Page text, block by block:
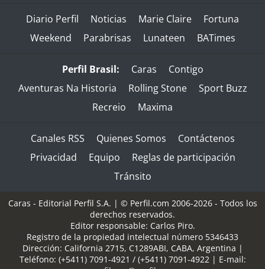
Diario Perfil Noticias Marie Claire
Fortuna
Weekend
Parabrisas Lunateen BATimes
Perfil Brasil: Caras
Contigo
Aventuras Na Historia
Rolling Stone
Sport Buzz
Recreio
Maxima
Canales RSS Quienes Somos
Contáctenos
Privacidad
Equipo
Reglas de participación
Tránsito
Caras - Editorial Perfil S.A. | © Perfil.com 2006-2026 - Todos los
derechos reservados.
Editor responsable: Carlos Piro.
Registro de la propiedad intelectual número 5346433
Dirección: California 2715, C1289ABI, CABA, Argentina |
Teléfono: (+5411) 7091-4921 / (+5411) 7091-4922| E-mail: